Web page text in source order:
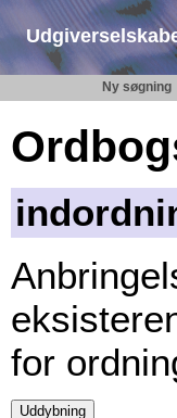
Ny søgning
for